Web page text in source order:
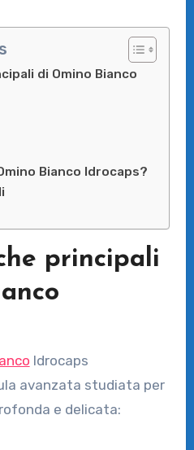
di Omino Bianco
Bianco Idrocaps?
principali
Idrocaps
avanzata studiata per
e delicata: